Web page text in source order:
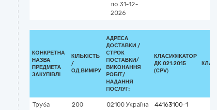
по 31-12-
2026
КОНКРЕТНА
НАЗВА
ПРЕДМЕТА
ЗАКУПІВЛІ
КІЛЬКІСТЬ
/
ОД.ВИМІРУ
АДРЕСА
ДОСТАВКИ /
СТРОК
ПОСТАВКИ/
ВИКОНАННЯ
РОБІТ/
НАДАННЯ
ПОСЛУГ:
КЛАСИФІКАТОР
ДК 021:2015
(CPV)
Труба
200
02100 Україна
44163100-1